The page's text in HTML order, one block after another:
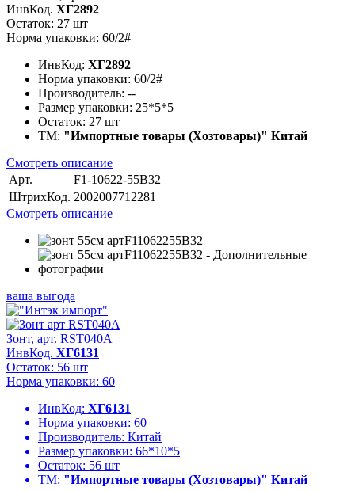
ИнвКод. ХГ2892
Остаток: 27 шт
Норма упаковки: 60/2#
ИнвКод: ХГ2892
Норма упаковки: 60/2#
Производитель: --
Размер упаковки: 25*5*5
Остаток: 27 шт
ТМ: "Импортные товары (Хозтовары)" Китай
Смотреть описание
Арт.
F1-10622-55B32
ШтрихКод. 2002007712281
Смотреть описание
ваша выгода
Зонт, арт. RST040A
ИнвКод. ХГ6131
Остаток: 56 шт
Норма упаковки: 60
ИнвКод: ХГ6131
Норма упаковки: 60
Производитель: Китай
Размер упаковки: 66*10*5
Остаток: 56 шт
ТМ: "Импортные товары (Хозтовары)" Китай